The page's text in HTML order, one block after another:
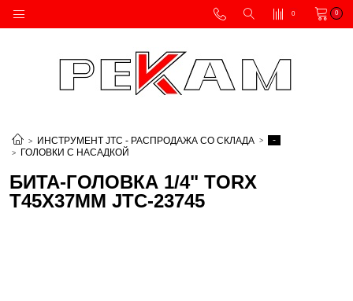
0 0
ИНСТРУМЕНТ JTC - РАСПРОДАЖА СО СКЛАДА
-
ГОЛОВКИ С НАСАДКОЙ
БИТА-ГОЛОВКА 1/4" TORX
T45Х37ММ JTC-23745